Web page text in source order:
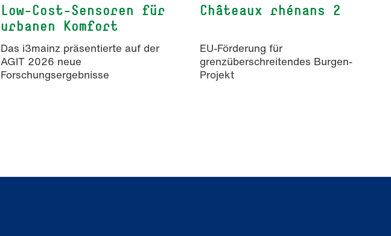
Low-Cost-Sensoren für
urbanen Komfort
Das i3mainz präsentierte auf der
AGIT 2026 neue
Forschungsergebnisse
Châteaux rhénans 2
EU-Förderung für
grenzüberschreitendes Burgen-
Projekt